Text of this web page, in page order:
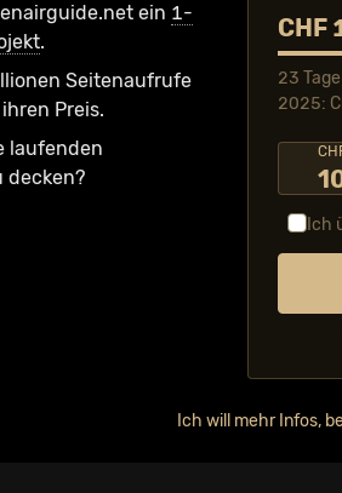
ein 1-
.
Seiten­aufrufe
Preis.
laufenden
decken?
CHF
23
2025:
Ich
Ich will mehr Infos,